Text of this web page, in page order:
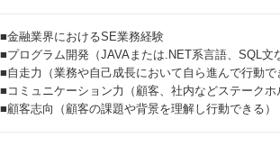
■金融業界におけるSE業務経験
■プログラム開発（JAVAまたは.NET系言語、SQL文
■自走力（業務や自己成長において自ら進んで行動で
■コミュニケーション力（顧客、社内などステーク
■顧客志向（顧客の課題や背景を理解し行動できる）